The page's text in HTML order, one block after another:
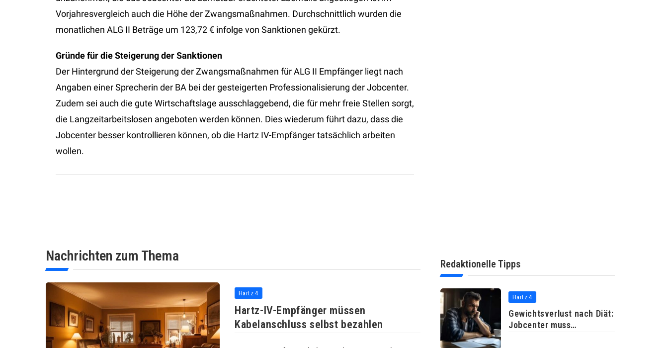
Vorjahresvergleich auch die Höhe der Zwangsmaßnahmen. Durchschnittlich wurden die
monatlichen ALG II Beträge um 123,72 € infolge von Sanktionen gekürzt.
Gründe für die Steigerung der Sanktionen
Der Hintergrund der Steigerung der Zwangsmaßnahmen für ALG II Empfänger liegt nach
Angaben einer Sprecherin der BA bei der gesteigerten Professionalisierung der Jobcenter.
Zudem sei auch die gute Wirtschaftslage ausschlaggebend, die für mehr freie Stellen sorgt,
die Langzeitarbeitslosen angeboten werden können. Dies wiederum führt dazu, dass die
Jobcenter besser kontrollieren können, ob die Hartz IV-Empfänger tatsächlich arbeiten
wollen.
Nachrichten zum Thema
Hartz 4
Hartz-IV-Empfänger müssen
Kabelanschluss selbst bezahlen
Redaktionelle Tipps
Hartz 4
Gewichtsverlust nach Diät:
Jobcenter muss